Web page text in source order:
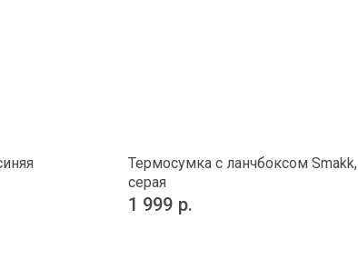
Термосумка с ланчбоксом Smakk,
серая
1 999 р.